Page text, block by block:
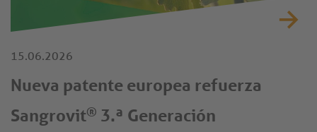
15.06.2026
Nueva patente europea refuerza
Sangrovit® 3.ª Generación